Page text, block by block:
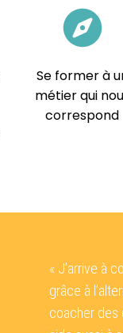
Se former à
métier qui
correspond
« J’arrive à
grâce à
coacher des